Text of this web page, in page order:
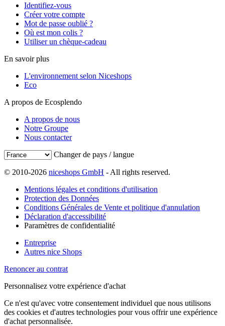
Identifiez-vous
Créer votre compte
Mot de passe oublié ?
Où est mon colis ?
Utiliser un chèque-cadeau
En savoir plus
L'environnement selon Niceshops
Eco
A propos de Ecosplendo
A propos de nous
Notre Groupe
Nous contacter
Changer de pays / langue
© 2010-2026 niceshops GmbH - All rights reserved.
Mentions légales et conditions d'utilisation
Protection des Données
Conditions Générales de Vente et politique d'annulation
Déclaration d'accessibilité
Paramètres de confidentialité
Entreprise
Autres nice Shops
Renoncer au contrat
Personnalisez votre expérience d'achat
Ce n'est qu'avec votre consentement individuel que nous utilisons
des cookies et d'autres technologies pour vous offrir une expérience
d'achat personnalisée.